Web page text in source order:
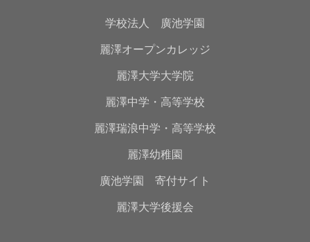
学校法人 廣池学園
麗澤オープンカレッジ
麗澤大学大学院
麗澤中学・高等学校
麗澤瑞浪中学・高等学校
麗澤幼稚園
廣池学園 寄付サイト
麗澤大学後援会